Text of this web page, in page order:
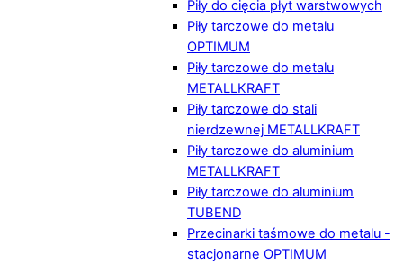
Piły do cięcia płyt warstwowych
Piły tarczowe do metalu
OPTIMUM
Piły tarczowe do metalu
METALLKRAFT
Piły tarczowe do stali
nierdzewnej METALLKRAFT
Piły tarczowe do aluminium
METALLKRAFT
Piły tarczowe do aluminium
TUBEND
Przecinarki taśmowe do metalu -
stacjonarne OPTIMUM